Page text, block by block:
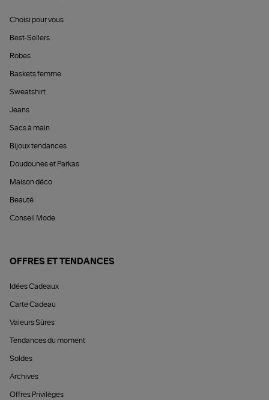
Choisi pour vous
Best-Sellers
Robes
Baskets femme
Sweatshirt
Jeans
Sacs à main
Bijoux tendances
Doudounes et Parkas
Maison déco
Beauté
Conseil Mode
OFFRES ET TENDANCES
Idées Cadeaux
Carte Cadeau
Valeurs Sûres
Tendances du moment
Soldes
Archives
Offres Privilèges